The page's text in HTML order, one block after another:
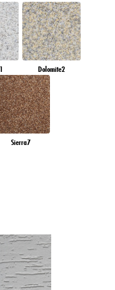
Dolomite2
Sierra7